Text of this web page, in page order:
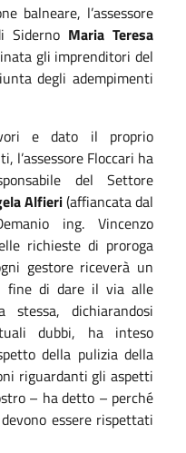
balneare, l’assessore
Siderno Maria Teresa
gli imprenditori del
degli adempimenti
e dato il proprio
l’assessore Floccari ha
del Settore
Alfieri(affiancata dal
ing. Vincenzo
richieste di proroga
gestore riceverà un
fine di dare il via alle
stessa, dichiarandosi
dubbi, ha inteso
della pulizia della
riguardanti gli aspetti
– ha detto – perché
essere rispettati